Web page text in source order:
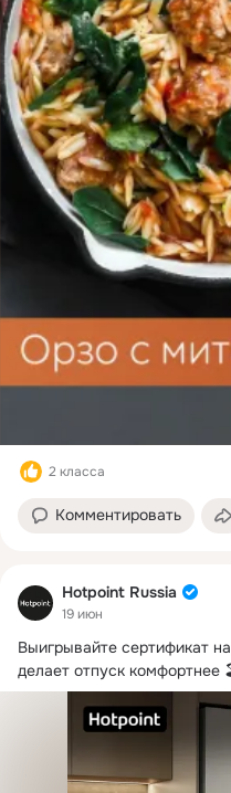
2 класса
Комментировать
Hotpoint Russia
19 июн
Выигрывайте сертификат
делает отпуск комфортнее